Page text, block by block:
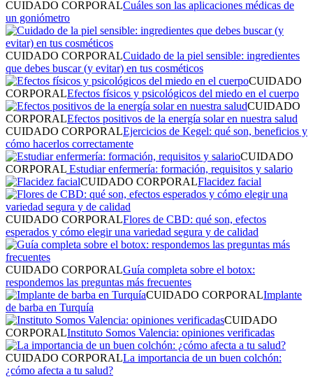
CUIDADO CORPORALCuáles son las aplicaciones médicas de
un goniómetro
CUIDADO CORPORALCuidado de la piel sensible: ingredientes
que debes buscar (y evitar) en tus cosméticos
CUIDADO
CORPORALEfectos físicos y psicológicos del miedo en el cuerpo
CUIDADO
CORPORALEfectos positivos de la energía solar en nuestra salud
CUIDADO CORPORALEjercicios de Kegel: qué son, beneficios y
cómo hacerlos correctamente
CUIDADO
CORPORAL Estudiar enfermería: formación, requisitos y salario
CUIDADO CORPORALFlacidez facial
CUIDADO CORPORALFlores de CBD: qué son, efectos
esperados y cómo elegir una variedad segura y de calidad
CUIDADO CORPORALGuía completa sobre el botox:
respondemos las preguntas más frecuentes
CUIDADO CORPORALImplante
de barba en Turquía
CUIDADO
CORPORALInstituto Somos Valencia: opiniones verificadas
CUIDADO CORPORALLa importancia de un buen colchón:
¿cómo afecta a tu salud?